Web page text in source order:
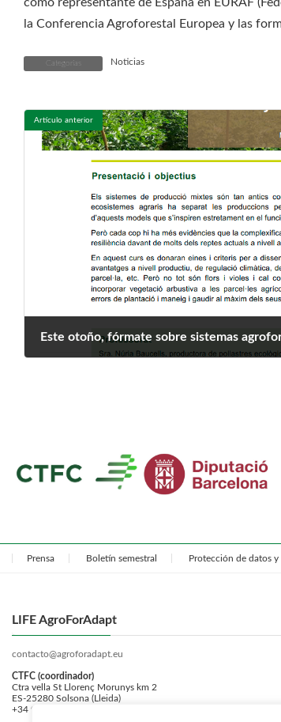
la Conferencia Agroforestal Europea y las
Categorías Noticias
Artículo anterior
Este otoño, fórmate sobre sistemas
Prensa Boletín semestral Protección de datos
LIFE AgroForAdapt
contacto@agroforadapt.eu
CTFC (coordinador)
Ctra vella St Llorenç Morunys km 2
ES-25280 Solsona (Lleida)
+34 973 481 752